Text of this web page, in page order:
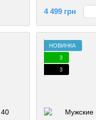
4 499 грн
НОВИНКА
3
3